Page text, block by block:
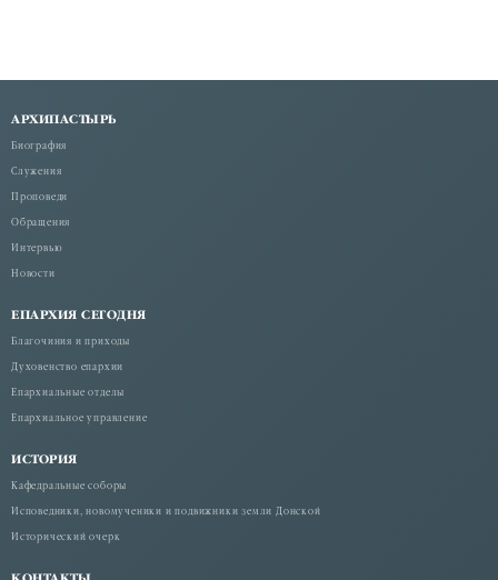
АРХИПАСТЫРЬ
Биография
Служения
Проповеди
Обращения
Интервью
Новости
ЕПАРХИЯ СЕГОДНЯ
Благочиния и приходы
Духовенство епархии
Епархиальные отделы
Епархиальное управление
ИСТОРИЯ
Кафедральные соборы
Исповедники, новомученики и подвижники земли Донской
Исторический очерк